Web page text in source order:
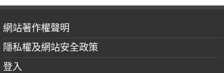
網站著作權聲明
隱私權及網站安全政策
登入